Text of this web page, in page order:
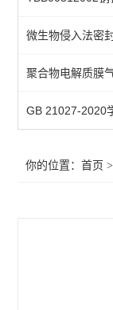
染色仪
抗压性测试仪
鲁尔接头
注射器检测仪
微生物侵入法密
聚合物电解质膜
GB 21027-2020
你的位置：首页 >